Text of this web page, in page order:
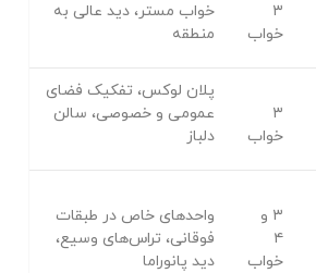
خواب
خواب مستر، دید عالی به
منطقه
خواب
پلان لوکس، تفکیک فضای
عمومی و خصوصی، سالن
دلباز
۳ و
خواب
واحدهای خاص در طبقات
فوقانی، تراس‌های وسیع،
دید پانوراما